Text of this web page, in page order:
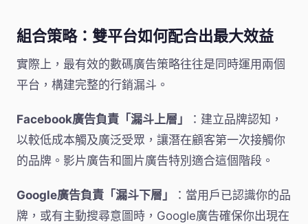
組合策略：雙平台如何配合出最大效益
實際上，最有效的數碼廣告策略往往是同時運用兩個
平台，構建完整的行銷漏斗。
Facebook廣告負責「漏斗上層」
：建立品牌認知，
以較低成本觸及廣泛受眾，讓潛在顧客第一次接觸你
的品牌。影片廣告和圖片廣告特別適合這個階段。
Google廣告負責「漏斗下層」
：當用戶已認識你的品
牌，或有主動搜尋意圖時，Google廣告確保你出現在